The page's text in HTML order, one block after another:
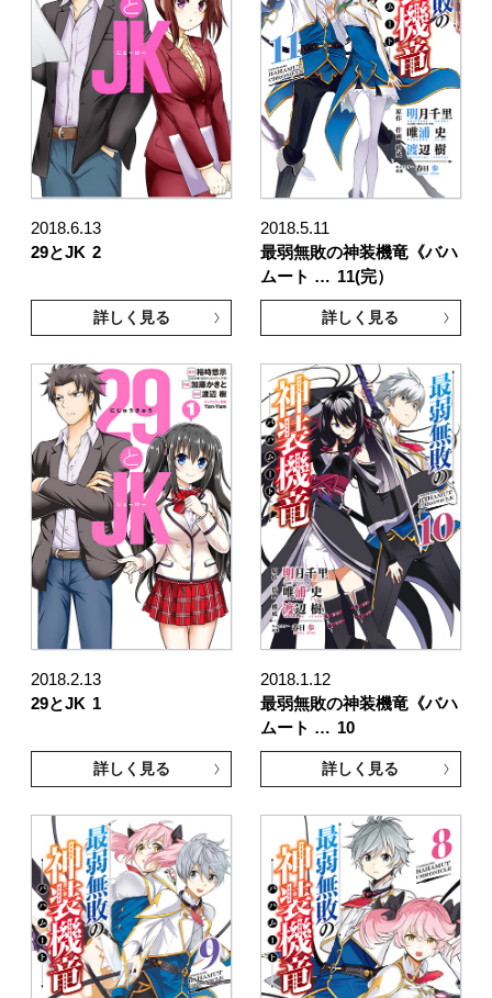
2018.6.13
29とJK 2
詳しく見る
2018.5.11
最弱無敗の神装機竜《バハ
ムート … 11(完）
詳しく見る
2018.2.13
29とJK 1
詳しく見る
2018.1.12
最弱無敗の神装機竜《バハ
ムート … 10
詳しく見る